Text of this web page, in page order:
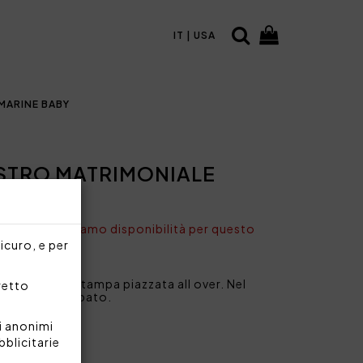
e per
anonimi
IT | USA
BABY
MATRIMONIALE
non abbiamo disponibilità per questo
con stampa piazzata all over. Nel
stampato.
di cotone